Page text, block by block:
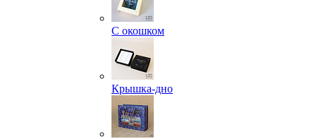
С окошком
Крышка-дно